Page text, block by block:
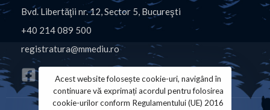
Bvd. Libertăţii nr. 12, Sector 5, Bucureşti
+40 214 089 500
registratura@mmediu.ro
Acest website folosește cookie-uri, navigând în
continuare vă exprimați acordul pentru folosirea
cookie-urilor conform Regulamentului (UE) 2016